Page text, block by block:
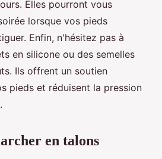
Elles pourront vous
lorsque vos pieds
Enfin, n'hésitez pas à
en silicone ou des semelles
Ils offrent un soutien
pieds et réduisent la pression
en talons